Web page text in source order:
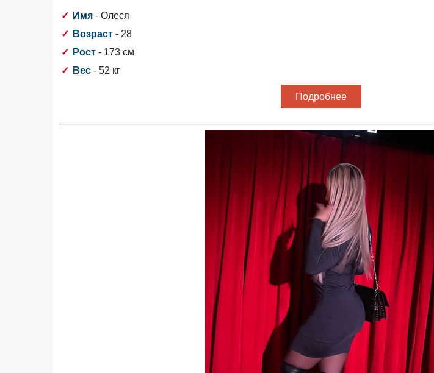
Имя - Олеся
Возраст - 28
Рост - 173 см
Вес - 52 кг
Подробнее